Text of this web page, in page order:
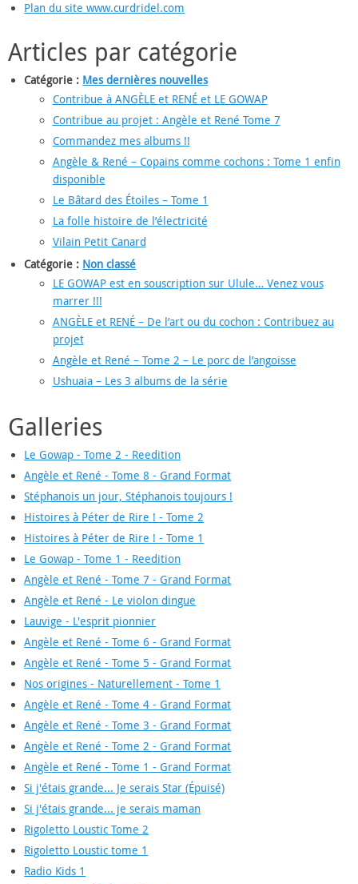
Plan du site www.curdridel.com
Articles par catégorie
Catégorie : Mes dernières nouvelles
Contribue à ANGÈLE et RENÉ et LE GOWAP
Contribue au projet : Angèle et René Tome 7
Commandez mes albums !!
Angèle & René – Copains comme cochons : Tome 1 enfin
disponible
Le Bâtard des Étoiles – Tome 1
La folle histoire de l’électricité
Vilain Petit Canard
Catégorie : Non classé
LE GOWAP est en souscription sur Ulule… Venez vous
marrer !!!
ANGÈLE et RENÉ – De l’art ou du cochon : Contribuez au
projet
Angèle et René – Tome 2 – Le porc de l’angoisse
Ushuaia – Les 3 albums de la série
Galleries
Le Gowap - Tome 2 - Reedition
Angèle et René - Tome 8 - Grand Format
Stéphanois un jour, Stéphanois toujours !
Histoires à Péter de Rire ! - Tome 2
Histoires à Péter de Rire ! - Tome 1
Le Gowap - Tome 1 - Reedition
Angèle et René - Tome 7 - Grand Format
Angèle et René - Le violon dingue
Lauvige - L'esprit pionnier
Angèle et René - Tome 6 - Grand Format
Angèle et René - Tome 5 - Grand Format
Nos origines - Naturellement - Tome 1
Angèle et René - Tome 4 - Grand Format
Angèle et René - Tome 3 - Grand Format
Angèle et René - Tome 2 - Grand Format
Angèle et René - Tome 1 - Grand Format
Si j'étais grande... Je serais Star (Épuisé)
Si j'étais grande... je serais maman
Rigoletto Loustic Tome 2
Rigoletto Loustic tome 1
Radio Kids 1